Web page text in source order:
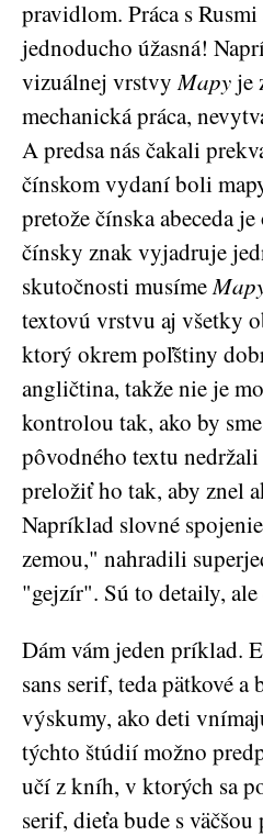
pravidlom. Práca s
jednoducho úžasná!
vizuálnej vrstvyMapyje
mechanická práca,
A predsa nás čakali
čínskom vydaní boli
pretože čínska abeceda
čínsky znak vyjadruje
skutočnosti musíme
textovú vrstvu aj všetky
ktorý okrem poľštiny
angličtina, takže nie je
kontrolou tak, ako by
pôvodného textu nedržali
preložiť ho tak, aby znel
Napríklad slovné
zemou," nahradili
"gejzír". Sú to detaily,
Dám vám jeden príklad.
sans serif, teda pätkové a
výskumy, ako deti
týchto štúdií možno
učí z kníh, v ktorých sa
serif, dieťa bude s